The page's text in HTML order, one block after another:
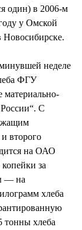
один) в 2006-м
у Омской
Новосибирске.
неделе
ФГУ
материально-
С
второго
на ОАО
за
— на
хлеба
тонны хлеба